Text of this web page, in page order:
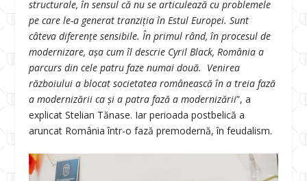
structurale, în sensul că nu se articulează cu problemele
pe care le-a generat tranziția în Estul Europei. Sunt
câteva diferențe sensibile. În primul rând, în procesul de
modernizare, așa cum îl descrie Cyril Black, România a
parcurs din cele patru faze numai două. Venirea
războiului a blocat societatea românească în a treia fază
a modernizării ca și a patra fază a modernizării”, a
explicat Stelian Tănase. Iar perioada postbelică a
aruncat România într-o fază premodernă, în feudalism.